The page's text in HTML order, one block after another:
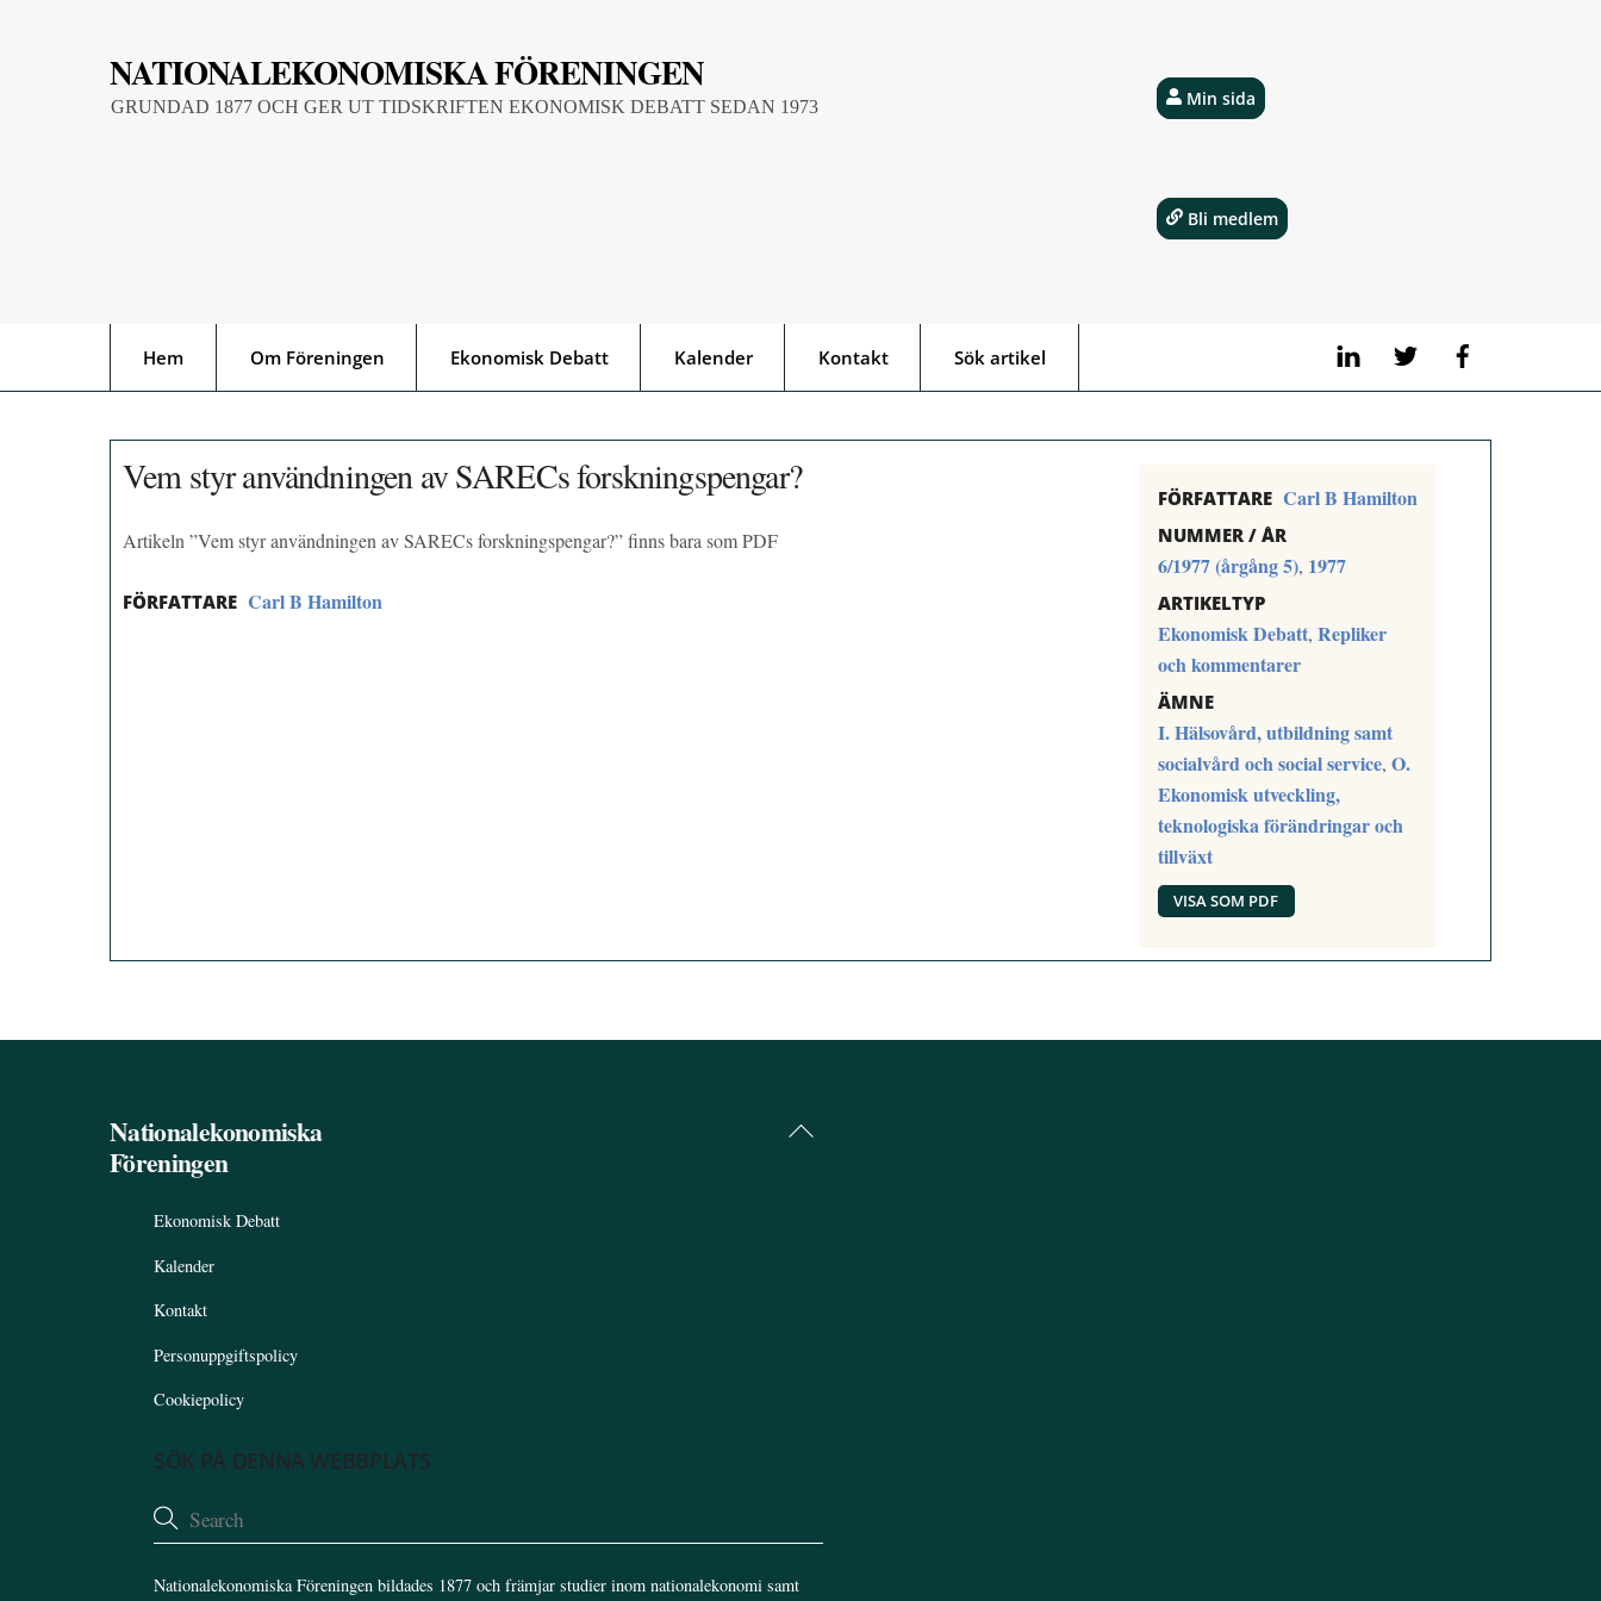
NATIONALEKONOMISKA FÖRENINGEN
GRUNDAD 1877 OCH GER UT TIDSKRIFTEN EKONOMISK DEBATT SEDAN 1973
LinkedIn Twitter
Hem Om Föreningen Ekonomisk Debatt Kalender Kontakt Sök artikel
Min sida
Bli medlem
Vem styr användningen av SARECs forskningspengar?
Artikeln ”Vem styr användningen av SARECs forskningspengar?” finns bara som PDF
FÖRFATTARE Carl B Hamilton
FÖRFATTARE Carl B Hamilton
NUMMER / ÅR
6/1977 (årgång 5), 1977
ARTIKELTYP
Ekonomisk Debatt, Repliker
och kommentarer
ÄMNE
I. Hälsovård, utbildning samt
socialvård och social service, O.
Ekonomisk utveckling,
teknologiska förändringar och
tillväxt
VISA SOM PDF
Back
Nationalekonomiska
Föreningen
Ekonomisk Debatt
Kalender
Kontakt
Personuppgiftspolicy
Cookiepolicy
SÖK PÅ DENNA WEBBPLATS
Nationalekonomiska Föreningen bildades 1877 och främjar studier inom nationalekonomi samt